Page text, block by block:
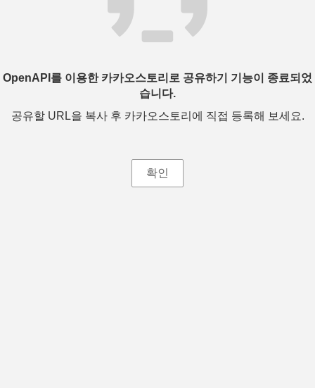
OpenAPI를 이용한 카카오스토리로 공유하기 기능이 종료되었
습니다.
공유할 URL을 복사 후 카카오스토리에 직접 등록해 보세요.
확인